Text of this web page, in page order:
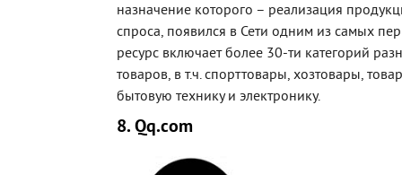
назначение которого – реализация
спроса, появился в Сети одним из самых
ресурс включает более 30-ти категорий
товаров, в т.ч. спорттовары, хозтовары,
бытовую технику и электронику.
8. Qq.com